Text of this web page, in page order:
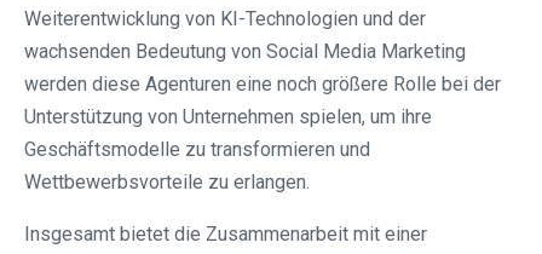
Weiterentwicklung von KI-Technologien und der
wachsenden Bedeutung von Social Media Marketing
werden diese Agenturen eine noch größere Rolle bei der
Unterstützung von Unternehmen spielen, um ihre
Geschäftsmodelle zu transformieren und
Wettbewerbsvorteile zu erlangen.
Insgesamt bietet die Zusammenarbeit mit einer